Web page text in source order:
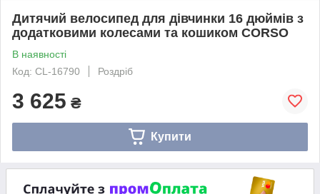
Дитячий велосипед для дівчинки 16 дюймів з
додатковими колесами та кошиком CORSO
В наявності
Код: CL-16790
Роздріб
3 625 ₴
Купити